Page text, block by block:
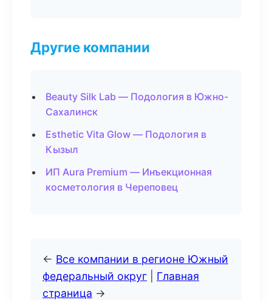
Другие компании
Beauty Silk Lab — Подология в Южно-
Сахалинск
Esthetic Vita Glow — Подология в
Кызыл
ИП Aura Premium — Инъекционная
косметология в Череповец
← Все компании в регионе Южный
федеральный округ
Главная
страница →